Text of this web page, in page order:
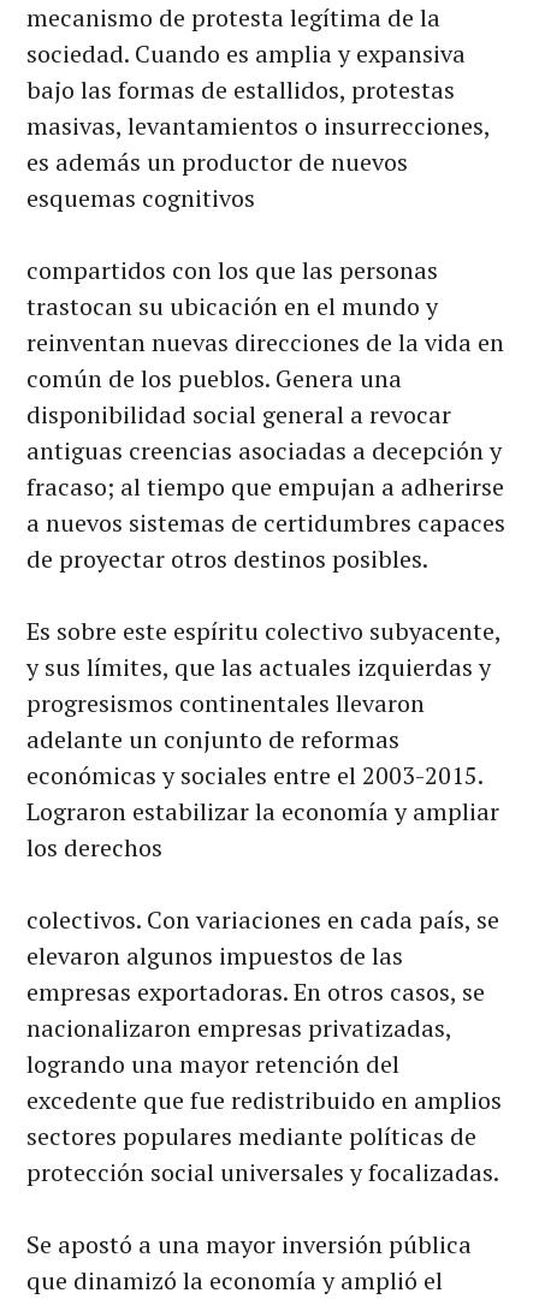
mecanismo de protesta legítima de la
sociedad. Cuando es amplia y expansiva
bajo las formas de estallidos, protestas
masivas, levantamientos o insurrecciones,
es además un productor de nuevos
esquemas cognitivos
compartidos con los que las personas
trastocan su ubicación en el mundo y
reinventan nuevas direcciones de la vida en
común de los pueblos. Genera una
disponibilidad social general a revocar
antiguas creencias asociadas a decepción y
fracaso; al tiempo que empujan a adherirse
a nuevos sistemas de certidumbres capaces
de proyectar otros destinos posibles.
Es sobre este espíritu colectivo subyacente,
y sus límites, que las actuales izquierdas y
progresismos continentales llevaron
adelante un conjunto de reformas
económicas y sociales entre el 2003-2015.
Lograron estabilizar la economía y ampliar
los derechos
colectivos. Con variaciones en cada país, se
elevaron algunos impuestos de las
empresas exportadoras. En otros casos, se
nacionalizaron empresas privatizadas,
logrando una mayor retención del
excedente que fue redistribuido en amplios
sectores populares mediante políticas de
protección social universales y focalizadas.
Se apostó a una mayor inversión pública
que dinamizó la economía y amplió el